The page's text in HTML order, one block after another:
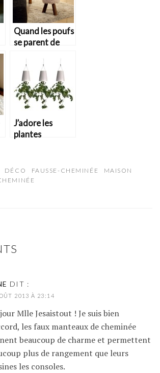
Quand les poufs
se parent de
J’adore les
plantes
DÉCO FAUSSE-CHEMINÉE
MAISON
DIT :
2013 À 23:14
Mlle Jesaistout ! Je suis bien
les faux manteaux de cheminée
beaucoup de charme et permettent
plus de rangement que leurs
les consoles.